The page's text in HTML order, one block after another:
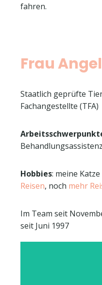
fahren.
Frau
Staatlich geprüfte
Fachangestellte (TFA)
Hobbies: meine Katze
Reisen, noch mehr
Im Team seit
seit Juni 1997